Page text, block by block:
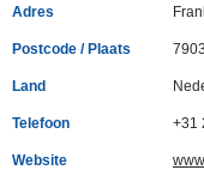
Adres
Postcode / Plaats
Land
Telefoon +31
Website